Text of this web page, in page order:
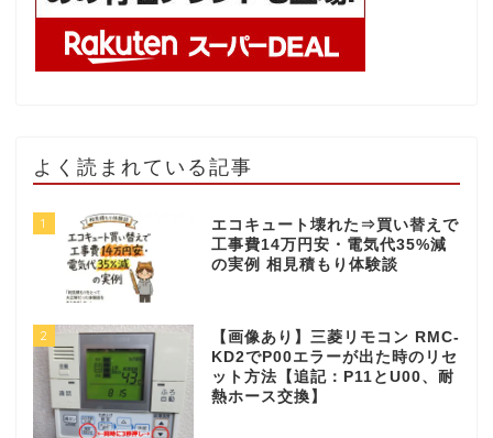
よく読まれている記事
1
エコキュート壊れた⇒買い替えで
工事費14万円安・電気代35%減
の実例 相見積もり体験談
2
【画像あり】三菱リモコン RMC-
KD2でP00エラーが出た時のリセ
ット方法【追記：P11とU00、耐
熱ホース交換】